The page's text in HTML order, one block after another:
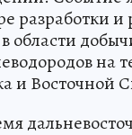
разработки и
области
на
и Восточной